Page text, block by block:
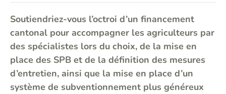
Soutiendriez-vous l’octroi d’un financement
cantonal pour accompagner les agriculteurs par
des spécialistes lors du choix, de la mise en
place des SPB et de la définition des mesures
d’entretien, ainsi que la mise en place d’un
système de subventionnement plus généreux